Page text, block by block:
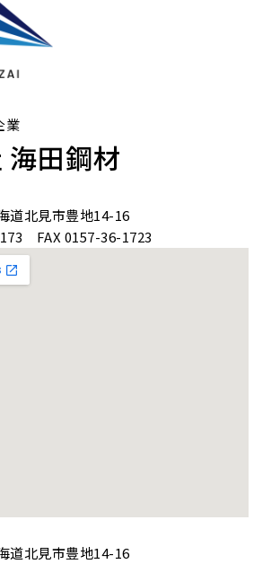
業
田鋼材
道北見市豊地14-16
FAX 0157-36-1723
道北見市豊地14-16